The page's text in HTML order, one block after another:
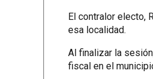
El contralor electo,
esa localidad.
Al finalizar la
fiscal en el